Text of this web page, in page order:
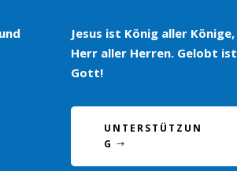
Jesus ist König aller Könige,
Herr aller Herren. Gelobt ist
Gott!
UNTERSTÜTZUN
G